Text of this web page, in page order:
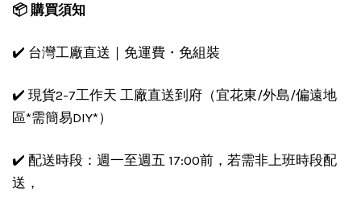
📦 購買須知
✔️ 台灣工廠直送｜免運費・免組裝
✔️ 現貨2-7工作天 工廠直送到府（宜花東/外島/偏遠地
區*需簡易DIY*）
✔️ 配送時段：週一至週五 17:00前，若需非上班時段配
送，